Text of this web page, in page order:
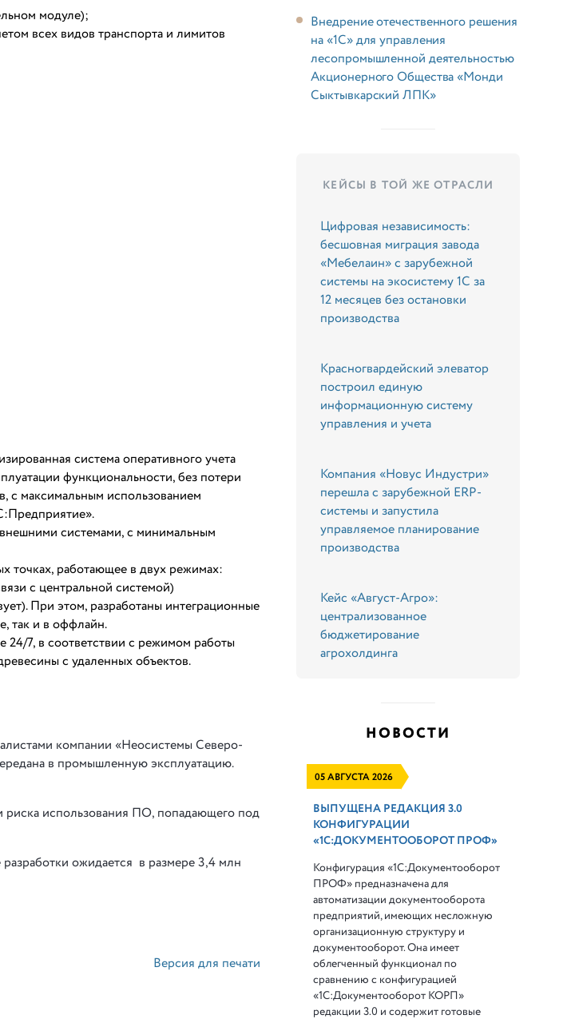
модуле);
всех видов транспорта и лимитов
система оперативного учета
функциональности, без потери
с максимальным использованием
системами, с минимальным
точках, работающее в двух режимах:
с центральной системой)
При этом, разработаны интеграционные
так и в оффлайн.
24/7, в соответствии с режимом работы
с удаленных объектов.
компании «Неосистемы Северо-
в промышленную эксплуатацию.
риска использования ПО, попадающего под
ожидается в размере 3,4 млн
Версия для печати
Внедрение отечественного решения
на «1С» для управления
лесопромышленной деятельностью
Акционерного Общества «Монди
Сыктывкарский ЛПК»
КЕЙСЫ В ТОЙ ЖЕ ОТРАСЛИ
Цифровая независимость:
бесшовная миграция завода
«Мебелаин» с зарубежной
системы на экосистему 1С за
12 месяцев без остановки
производства
Красногвардейский элеватор
построил единую
информационную систему
управления и учета
Компания «Новус Индустри»
перешла с зарубежной ERP-
системы и запустила
управляемое планирование
производства
Кейс «Август-Агро»:
централизованное
бюджетирование
агрохолдинга
НОВОСТИ
05 АВГУСТА 2026
ВЫПУЩЕНА РЕДАКЦИЯ 3.0
КОНФИГУРАЦИИ
«1С:ДОКУМЕНТООБОРОТ ПРОФ»
Конфигурация «1С:Документооборот
ПРОФ» предназначена для
автоматизации документооборота
предприятий, имеющих несложную
организационную структуру и
документооборот. Она имеет
облегченный функционал по
сравнению с конфигурацией
«1С:Документооборот КОРП»
редакции 3.0 и содержит готовые